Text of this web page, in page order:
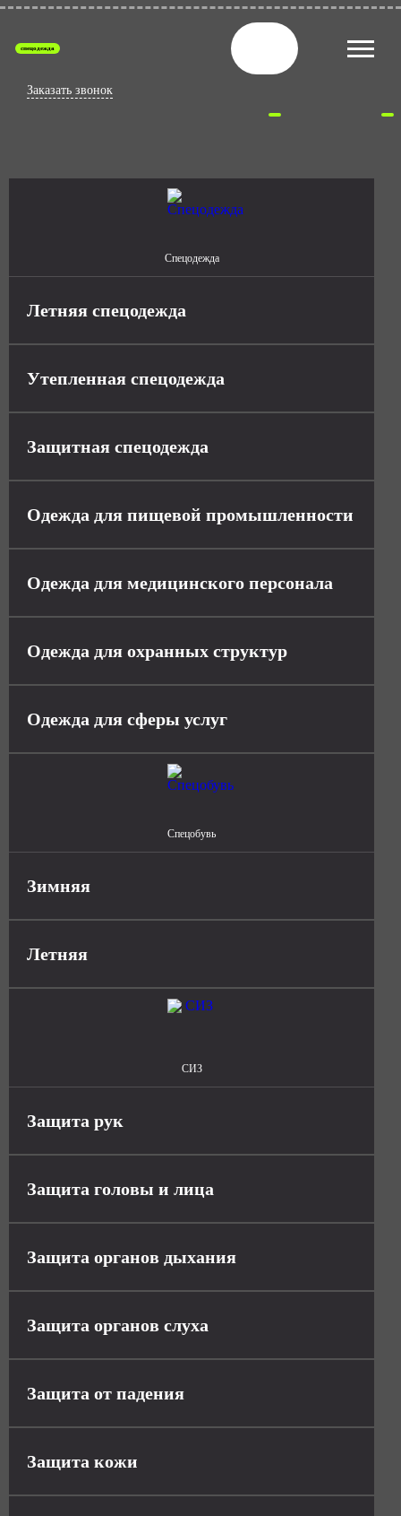
спецодежда
Заказать звонок
Спецодежда
Летняя спецодежда
Утепленная спецодежда
Защитная спецодежда
Одежда для пищевой промышленности
Одежда для медицинского персонала
Одежда для охранных структур
Одежда для сферы услуг
Спецобувь
Зимняя
Летняя
СИЗ
Защита рук
Защита головы и лица
Защита органов дыхания
Защита органов слуха
Защита от падения
Защита кожи